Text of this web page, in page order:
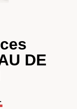
DE